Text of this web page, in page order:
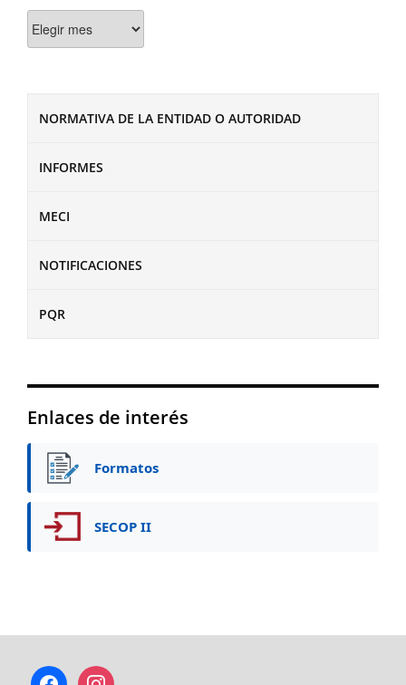
NORMATIVA DE LA ENTIDAD O AUTORIDAD
INFORMES
MECI
NOTIFICACIONES
PQR
Enlaces de interés
Formatos
SECOP II
facebookinstagram